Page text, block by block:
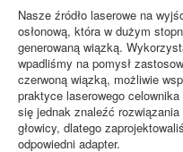
Nasze źródło laserowe na
osłonową, która w dużym
generowaną wiązką.
wpadliśmy na pomysł
czerwoną wiązką, możliwie
praktyce laserowego
się jednak znaleźć
głowicy, dlatego
odpowiedni adapter.